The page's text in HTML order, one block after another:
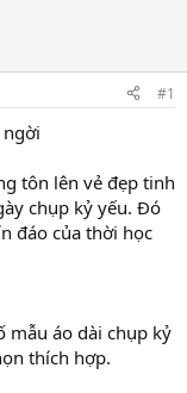
#1
tôn lên vẻ đẹp tinh
chụp kỷ yếu. Đó
đáo của thời học
mẫu áo dài chụp kỷ
thích hợp.